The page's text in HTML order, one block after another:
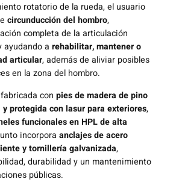
rotatorio de la rueda, el usuario
circunducción del hombro,
completa de la articulación
ayudando a rehabilitar, mantener o
articular, además de aliviar posibles
en la zona del hombro.
con pies de madera de pino
protegida con lasur para exteriores,
funcionales en HPL de alta
incorpora anclajes de acero
y tornillería galvanizada,
durabilidad y un mantenimiento
públicas.